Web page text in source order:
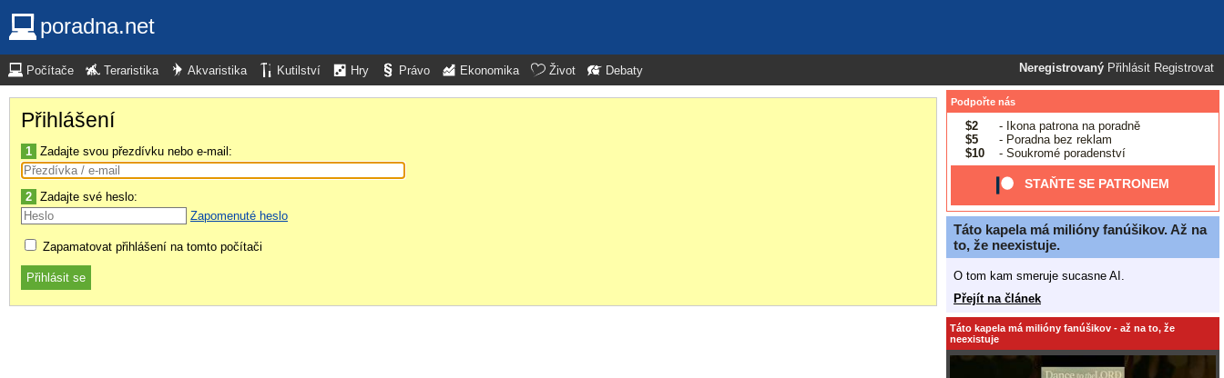
poradna.net
Neregistrovaný Přihlásit Registrovat
Počítače Teraristika Akvaristika Kutilství Hry Právo Ekonomika Život Debaty
Přihlášení
1 Zadajte svou přezdívku nebo e-mail:
2 Zadajte své heslo:
Zapomenuté heslo
Zapamatovat přihlášení na tomto počítači
Podpořte nás
$2
- Ikona patrona na poradně
$5
- Poradna bez reklam
$10
- Soukromé poradenství
STAŇTE SE PATRONEM
Táto kapela má milióny fanúšikov. Až na
to, že neexistuje.
O tom kam smeruje sucasne AI.
Přejít na článek
Táto kapela má milióny fanúšikov - až na to, že
neexistuje